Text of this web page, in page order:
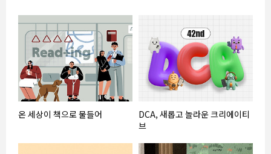
온 세상이 책으로 물들어
DCA, 새롭고 놀라운 크리에이티
브